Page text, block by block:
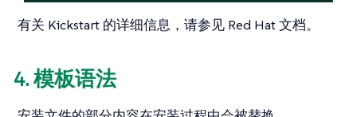
有关 Kickstart 的详细信息，请参见 Red Hat 文档。
4. 模板语法